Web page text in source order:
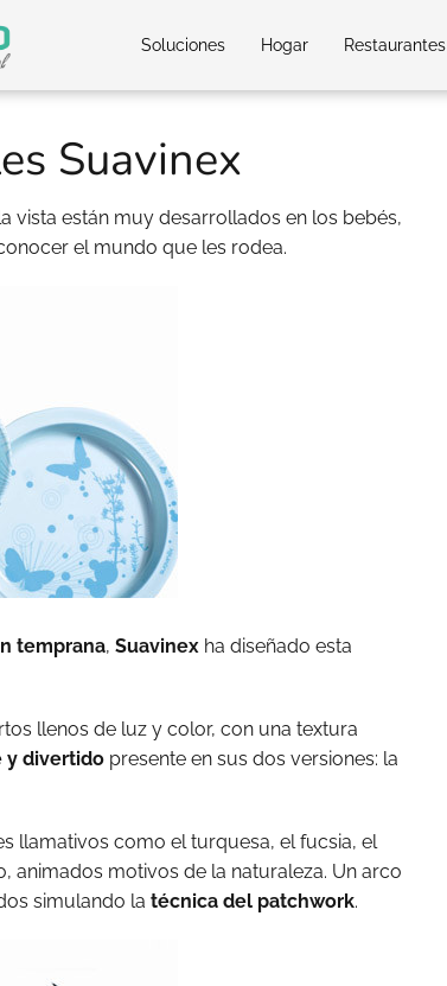
Soluciones Hogar Restaurantes
Suavinex
vista están muy desarrollados en los bebés,
el mundo que les rodea.
temprana, Suavinex ha diseñado esta
llenos de luz y color, con una textura
y divertido presente en sus dos versiones: la
llamativos como el turquesa, el fucsia, el
animados motivos de la naturaleza. Un arco
simulando la técnica del patchwork.